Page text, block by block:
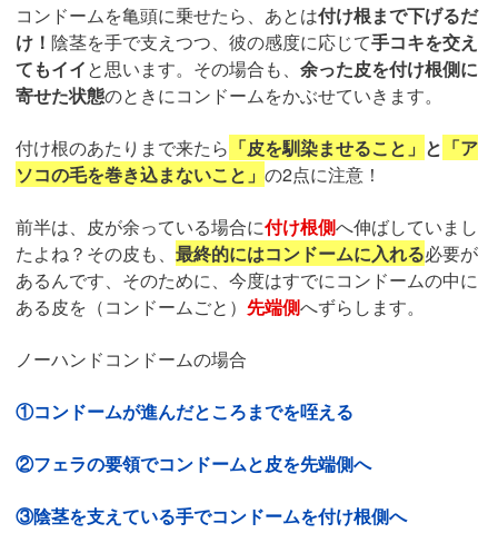
コンドームを亀頭に乗せたら、あとは付け根まで下げるだ
け！ 陰茎を手で支えつつ、彼の感度に応じて手コキを交え
てもイイと思います。その場合も、 余った皮を付け根側に
寄せた状態のときにコンドームをかぶせていきます。
付け根のあたりまで来たら 「皮を馴染ませること」 と 「ア
ソコの毛を巻き込まないこと」 の2点に注意！
前半は、皮が余っている場合に付け根側へ伸ばしていまし
たよね？その皮も、 最終的にはコンドームに入れる必要が
あるんです、そのために、今度はすでにコンドームの中に
ある皮を（コンドームごと） 先端側へずらします。
ノーハンドコンドームの場合
①コンドームが進んだところまでを咥える
②フェラの要領でコンドームと皮を先端側へ
③陰茎を支えている手でコンドームを付け根側へ